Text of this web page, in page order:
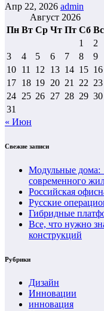
Апр 22, 2026 admin
Август 2026
Пн Вт Ср Чт Пт Сб Вс
1
2
3
4 5 6 7 8
9
10 11 12 13 14 15 16
17 18 19 20 21 22 23
24 25 26 27 28 29 30
31
« Июн
Свежие записи
Модульные дома:
современного
Российская
Русские
Гибридные
Все, что нужно
конструкций
Рубрики
Дизайн
Инновации
инновация